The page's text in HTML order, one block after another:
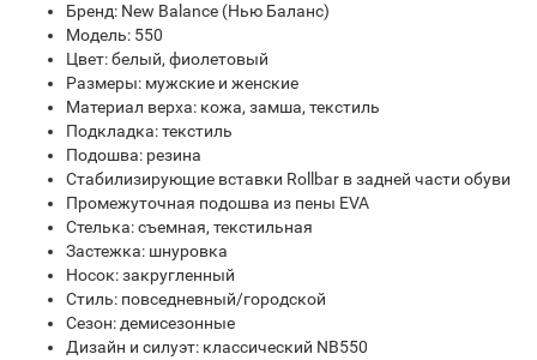
Бренд: New Balance (Нью Баланс)
Модель: 550
Цвет: белый, фиолетовый
Размеры: мужские и женские
Материал верха: кожа, замша, текстиль
Подкладка: текстиль
Подошва: резина
Стабилизирующие вставки Rollbar в задней части обуви
Промежуточная подошва из пены EVA
Стелька: съемная, текстильная
Застежка: шнуровка
Носок: закругленный
Стиль: повседневный/городской
Сезон: демисезонные
Дизайн и силуэт: классический NB550